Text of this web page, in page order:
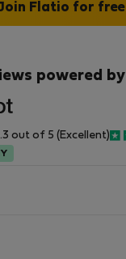
powered by
out of 5 (Excellent)
Flatio for free